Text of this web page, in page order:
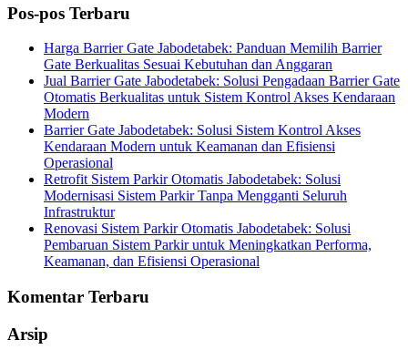
Pos-pos Terbaru
Harga Barrier Gate Jabodetabek: Panduan Memilih Barrier
Gate Berkualitas Sesuai Kebutuhan dan Anggaran
Jual Barrier Gate Jabodetabek: Solusi Pengadaan Barrier Gate
Otomatis Berkualitas untuk Sistem Kontrol Akses Kendaraan
Modern
Barrier Gate Jabodetabek: Solusi Sistem Kontrol Akses
Kendaraan Modern untuk Keamanan dan Efisiensi
Operasional
Retrofit Sistem Parkir Otomatis Jabodetabek: Solusi
Modernisasi Sistem Parkir Tanpa Mengganti Seluruh
Infrastruktur
Renovasi Sistem Parkir Otomatis Jabodetabek: Solusi
Pembaruan Sistem Parkir untuk Meningkatkan Performa,
Keamanan, dan Efisiensi Operasional
Komentar Terbaru
Arsip